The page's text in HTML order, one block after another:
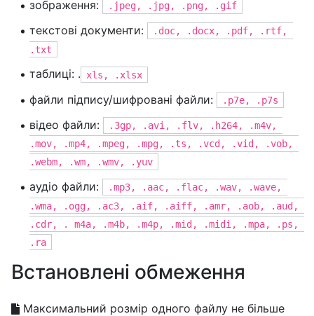
зображення: .jpeg, .jpg, .png, .gif
текстові документи:
.doc, .docx, .pdf, .rtf,
.txt
таблиці: . xls, .xlsx
файли підпису/шифровані файли: .p7e, .p7s
відео файли:
.3gp, .avi, .flv, .h264, .m4v,
.mov, .mp4, .mpeg, .mpg, .ts, .vcd, .vid, .vob,
.webm, .wm, .wmv, .yuv
аудіо файли:
.mp3, .aac, .flac, .wav, .wave,
.wma, .ogg, .ac3, .aif, .aiff, .amr, .aob, .aud,
.cdr, . m4a, .m4b, .m4p, .mid, .midi, .mpa, .ps,
.ra
Встановлені обмеження
Максимальний розмір одного файлу не більше